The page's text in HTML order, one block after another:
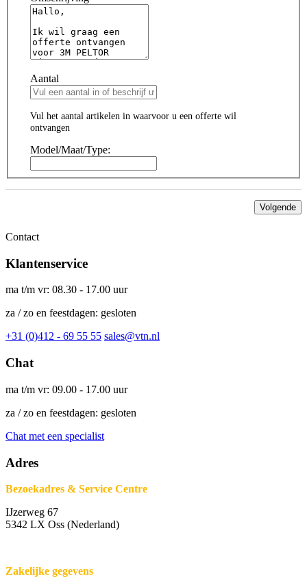
Aantal
Vul het aantal artikelen in waarvoor u een offerte wil
ontvangen
Model/Maat/Type:
Volgende
Contact
Klantenservice
ma t/m vr: 08.30 - 17.00 uur
za / zo en feestdagen: gesloten
+31 (0)412 - 69 55 55 sales@vtn.nl
Chat
ma t/m vr: 09.00 - 17.00 uur
za / zo en feestdagen: gesloten
Chat met een specialist
Adres
Bezoekadres & Service Centre
IJzerweg 67
5342 LX Oss (Nederland)
Zakelijke gegevens